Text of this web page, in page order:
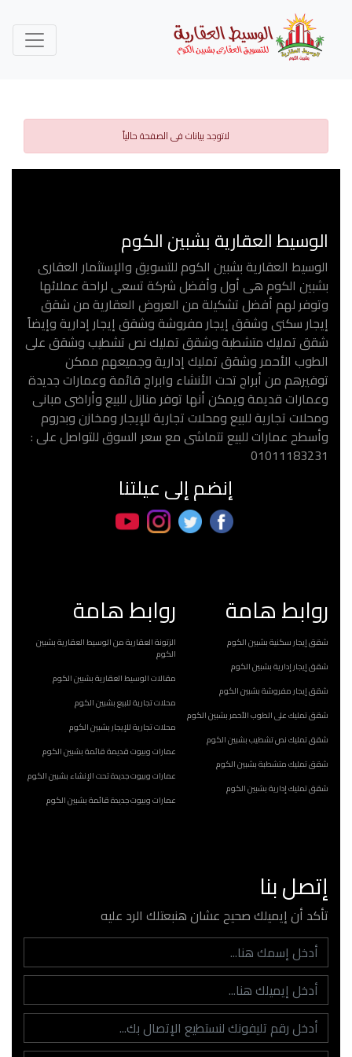
لاتوجد بيانات فى الصفحة حالياً
الوسيط العقارية بشبين الكوم
الوسيط العقارية بشبين الكوم للتسويق والإستثمار العقارى
بشبين الكوم هى أول وأفضل شركة تسعى لراحة عملائها
وتوفر لهم أفضل تشكيلة من العروض العقارية من شقق
إيجار سكنى وشقق إيجار مفروشة وشقق إيجار إدارية وإيضاً
شقق تمليك متشطبة وشقق تمليك نص تشطيب وشقق على
الطوب الأحمر وشقق تمليك إدارية وجميعهم ممكن
توفيرهم من أبراج تحت الأنشاء وابراج قائمة وعمارات جديدة
وعمارات قديمة ويمكن أنها توفر منازل للبيع وأراضى مبانى
ومحلات تجارية للبيع ومحلات تجارية للإيجار ومخازن وبدروم
وأسطح عمارات للبيع تتماشى مع سعر السوق للتواصل على :
01011183231
إنضم إلى عيلتنا
روابط هامة
شقق إيجار سكنية بشبين الكوم
شقق إيجار إدارية بشبين الكوم
شقق إيجار مفروشة بشبين الكوم
شقق تمليك على الطوب الأحمر بشبين الكوم
شقق تمليك نص تشطيب بشبين الكوم
شقق تمليك متشطبة بشبين الكوم
شقق تمليك إدارية بشبين الكوم
روابط هامة
الزتونة العقارية من الوسيط العقارية بشبين
الكوم
مقالات الوسيط العقارية بشبين الكوم
محلات تجارية للبيع بشبين الكوم
محلات تجارية للإيجار بشبين الكوم
عمارات وبيوت قديمة قائمة بشبين الكوم
عمارات وبيوت جديدة تحت الإنشاء بشبين الكوم
عمارات وبيوت جديدة قائمة بشبين الكوم
إتصل بنا
تأكد أن إيميلك صحيح عشان هنبعتلك الرد عليه